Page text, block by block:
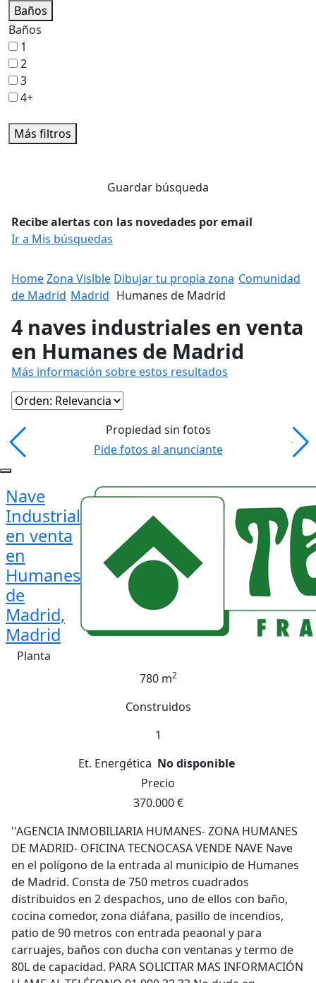
Baños
Baños
1
2
3
4+
Más filtros
Guardar búsqueda
Recibe alertas con las novedades por email
Ir a Mis búsquedas
HomeZona Vislble Dibujar tu propia zona Comunidad
de Madrid Madrid Humanes de Madrid
4 naves industriales en venta
en Humanes de Madrid
Más información sobre estos resultados
Propiedad sin fotos
Pide fotos al anunciante
Nave
Industrial
en venta
en
Humanes
de
Madrid,
Madrid
Planta
780 m2
Construidos
1
Et. Energética No disponible
Precio
370.000 €
''AGENCIA INMOBILIARIA HUMANES- ZONA HUMANES
DE MADRID- OFICINA TECNOCASA VENDE NAVE Nave
en el polígono de la entrada al municipio de Humanes
de Madrid. Consta de 750 metros cuadrados
distribuidos en 2 despachos, uno de ellos con baño,
cocina comedor, zona diáfana, pasillo de incendios,
patio de 90 metros con entrada peaonal y para
carruajes, baños con ducha con ventanas y termo de
80L de capacidad. PARA SOLICITAR MAS INFORMACIÓN